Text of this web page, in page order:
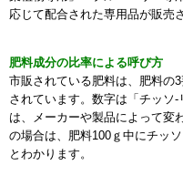
応じて配合された専用品が販売
肥料成分の比率による呼び方
市販されている肥料は、肥料の
されています。数字は「チッソ
は、メーカーや製品によって変
の場合は、肥料100ｇ中にチッ
とわかります。